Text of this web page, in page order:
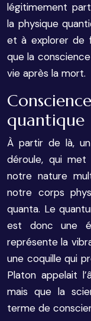
légitimement
la physique
et à explorer de
que la
vie après la mort.
quantique
À partir de là,
déroule, qui
notre nature
notre corps
quanta. Le
est donc une
représente la
une coquille qui
Platon appelait
mais que la
terme de